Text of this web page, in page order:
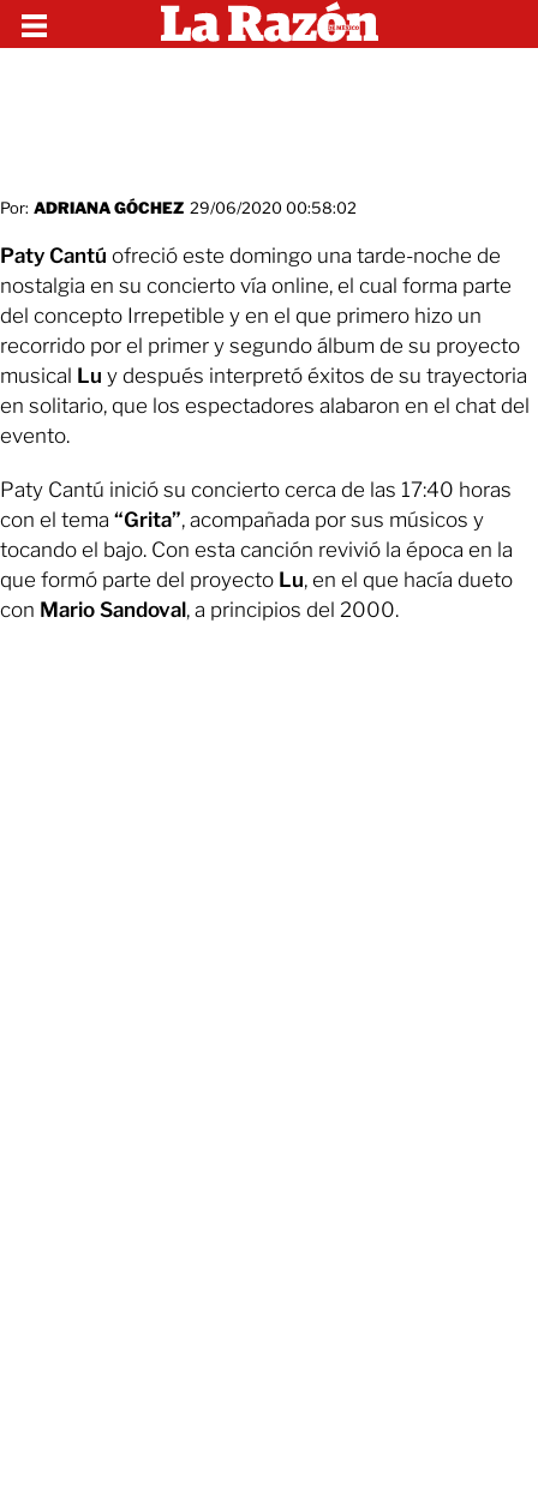
Por: ADRIANA GÓCHEZ 29/06/2020 00:58:02
Paty Cantú ofreció este domingo una tarde-noche de
nostalgia en su concierto vía online, el cual forma parte
del concepto Irrepetible y en el que primero hizo un
recorrido por el primer y segundo álbum de su proyecto
musical Lu y después interpretó éxitos de su trayectoria
en solitario, que los espectadores alabaron en el chat del
evento.
Paty Cantú inició su concierto cerca de las 17:40 horas
con el tema “Grita”, acompañada por sus músicos y
tocando el bajo. Con esta canción revivió la época en la
que formó parte del proyecto Lu, en el que hacía dueto
con Mario Sandoval, a principios del 2000.